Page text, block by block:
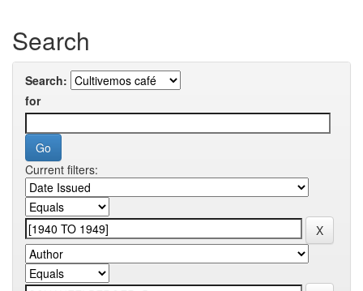
Search
Search:
for
Current filters: